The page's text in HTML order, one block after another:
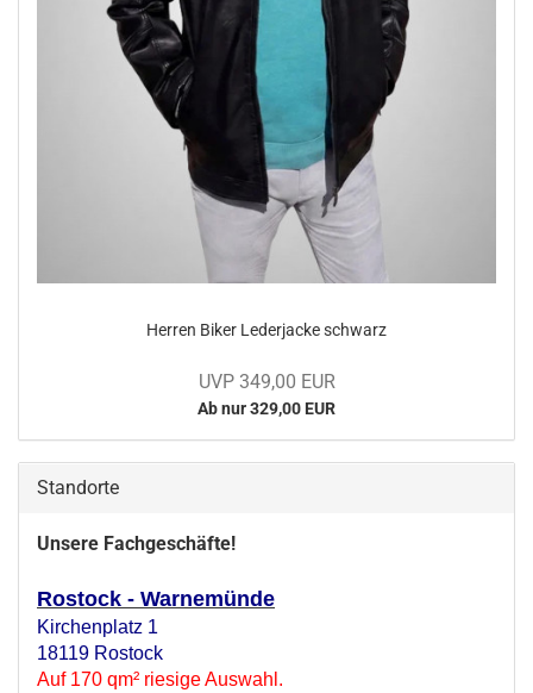
Her­ren Biker Le­der­ja­cke schwarz
UVP 349,00 EUR
Ab nur 329,00 EUR
Standorte
Unsere Fachgeschäfte!
Rostock - Warnemünde
Kirchenplatz 1
18119 Rostock
Auf 170 qm² riesige Auswahl.